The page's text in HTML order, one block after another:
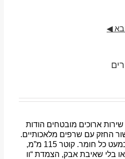
◀
שירות ארוכים מובטחים הודות
החזק עם שרפים מלאכותיים.
לשימוש אוניברסלי על כמעט כל חומר. קוטר 115 מ”מ,
בלי שאיבת אבק, הצמדת “וו